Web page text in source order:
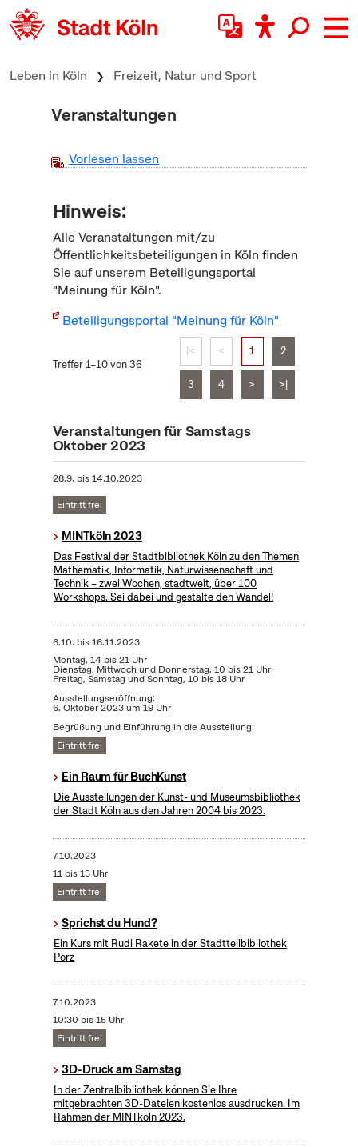
zum Inhalt springen
Leben in Köln Freizeit, Natur und Sport
Veranstaltungen
Vorlesen lassen
Hinweis:
Alle Veranstaltungen mit/zu
Öffentlichkeitsbeteiligungen in Köln finden
Sie auf unserem Beteiligungsportal
"Meinung für Köln".
Beteiligungsportal "Meinung für Köln"
Treffer 1–10 von 36
|< < 1 2
3 4 > >|
Veranstaltungen für Samstags
Oktober 2023
28.9. bis14.10.2023
Eintritt frei
MINTköln 2023
Das Festival der Stadtbibliothek Köln zu den Themen
Mathematik, Informatik, Naturwissenschaft und
Technik – zwei Wochen, stadtweit, über 100
Workshops. Sei dabei und gestalte den Wandel!
6.10. bis16.11.2023
Montag, 14 bis 21 Uhr
Dienstag, Mittwoch und Donnerstag, 10 bis 21 Uhr
Freitag, Samstag und Sonntag, 10 bis 18 Uhr
Ausstellungseröffnung:
6. Oktober 2023 um 19 Uhr
Begrüßung und Einführung in die Ausstellung:
Eintritt frei
Ein Raum für BuchKunst
Die Ausstellungen der Kunst- und Museumsbibliothek
der Stadt Köln aus den Jahren 2004 bis 2023.
7.10.2023
11 bis 13 Uhr
Eintritt frei
Sprichst du Hund?
Ein Kurs mit Rudi Rakete in der Stadtteilbibliothek
Porz
7.10.2023
10:30 bis 15 Uhr
Eintritt frei
3D-Druck am Samstag
In der Zentralbibliothek können Sie Ihre
mitgebrachten 3D-Dateien kostenlos ausdrucken. Im
Rahmen der MINTköln 2023.